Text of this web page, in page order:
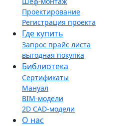
Проектирование
Регистрация проекта
Где купить
Запрос прайс листа
выгодная покупка
Библиотека
Сертификаты
Мануал
BIM-модели
2D CAD-модели
О нас